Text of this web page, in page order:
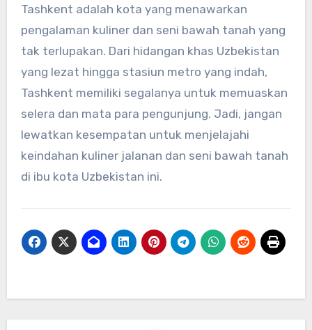
Tashkent adalah kota yang menawarkan
pengalaman kuliner dan seni bawah tanah yang
tak terlupakan. Dari hidangan khas Uzbekistan
yang lezat hingga stasiun metro yang indah,
Tashkent memiliki segalanya untuk memuaskan
selera dan mata para pengunjung. Jadi, jangan
lewatkan kesempatan untuk menjelajahi
keindahan kuliner jalanan dan seni bawah tanah
di ibu kota Uzbekistan ini.